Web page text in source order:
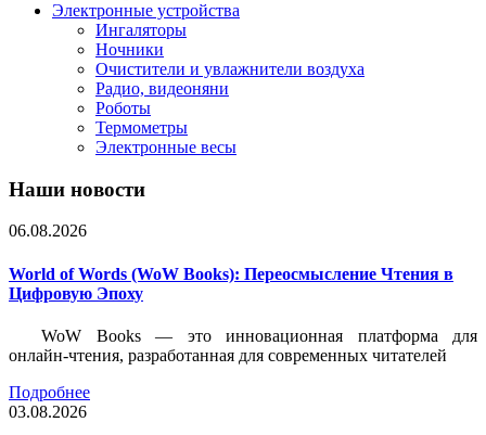
Электронные устройства
Ингаляторы
Ночники
Очистители и увлажнители воздуха
Радио, видеоняни
Роботы
Термометры
Электронные весы
Наши новости
06.08.2026
World of Words (WoW Books): Переосмысление Чтения в
Цифровую Эпоху
WoW Books — это инновационная платформа для
онлайн-чтения, разработанная для современных читателей
Подробнее
03.08.2026